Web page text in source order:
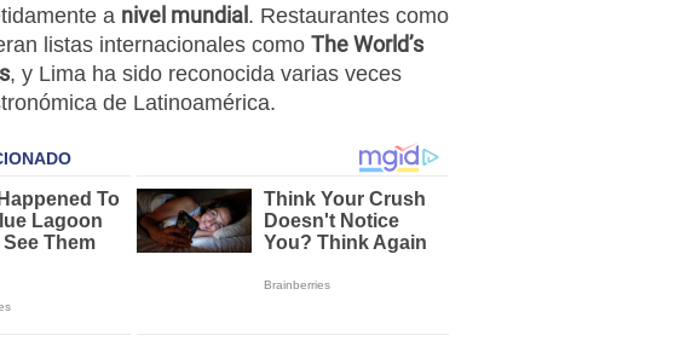
a nivel mundial . Restaurantes como
listas internacionales como The World’s
, y Lima ha sido reconocida varias veces
de Latinoamérica.